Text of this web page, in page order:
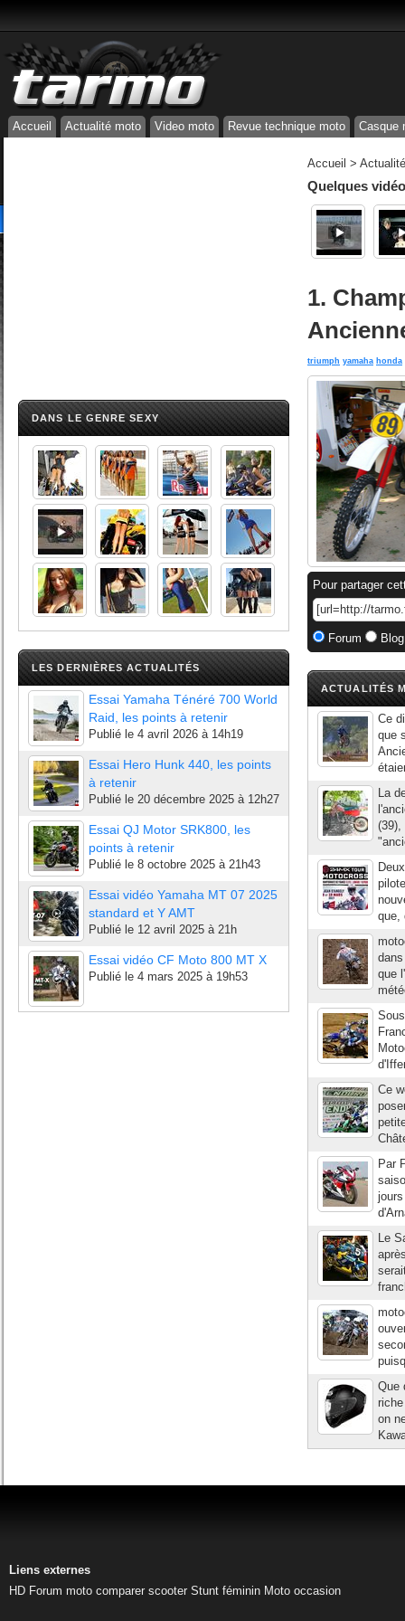
Accueil Actualité moto Video moto Revue technique moto Casque
DANS LE GENRE SEXY
LES DERNIÈRES ACTUALITÉS
Essai Yamaha Ténéré 700 World
Raid, les points à retenir
Publié le 4 avril 2026 à 14h19
Essai Hero Hunk 440, les points
à retenir
Publié le 20 décembre 2025 à 12h27
Essai QJ Motor SRK800, les
points à retenir
Publié le 8 octobre 2025 à 21h43
Essai vidéo Yamaha MT 07 2025
standard et Y AMT
Publié le 12 avril 2025 à 21h
Essai vidéo CF Moto 800 MT X
Publié le 4 mars 2025 à 19h53
Accueil >
Quelques
1.
triumph yamaha honda
Pour partager
Forum
ACTUALITÉS
Ce
que
La
(39),
que,
que
Ce
Par
Le
Que
on
Liens externes
HD Forum moto comparer scooter Stunt féminin Moto occasion